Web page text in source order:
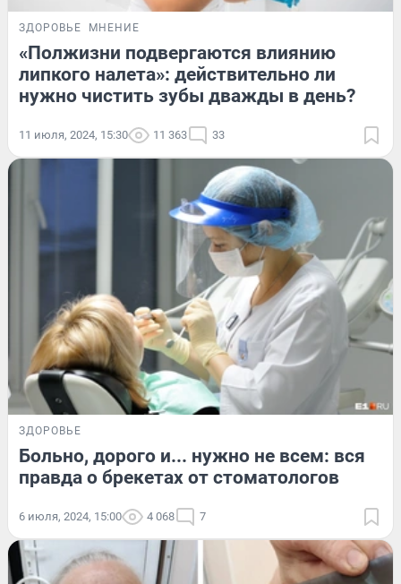
ЗДОРОВЬЕ МНЕНИЕ
«Полжизни подвергаются влиянию
липкого налета»: действительно ли
нужно чистить зубы дважды в день?
11 июля, 2024, 15:30 11 363 33
ЗДОРОВЬЕ
Больно, дорого и... нужно не всем: вся
правда о брекетах от стоматологов
6 июля, 2024, 15:00 4 068 7